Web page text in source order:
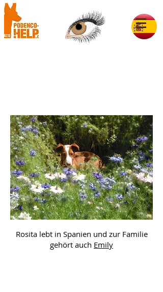
Rosita lebt in Spanien und zur Familie
gehört auch Emily